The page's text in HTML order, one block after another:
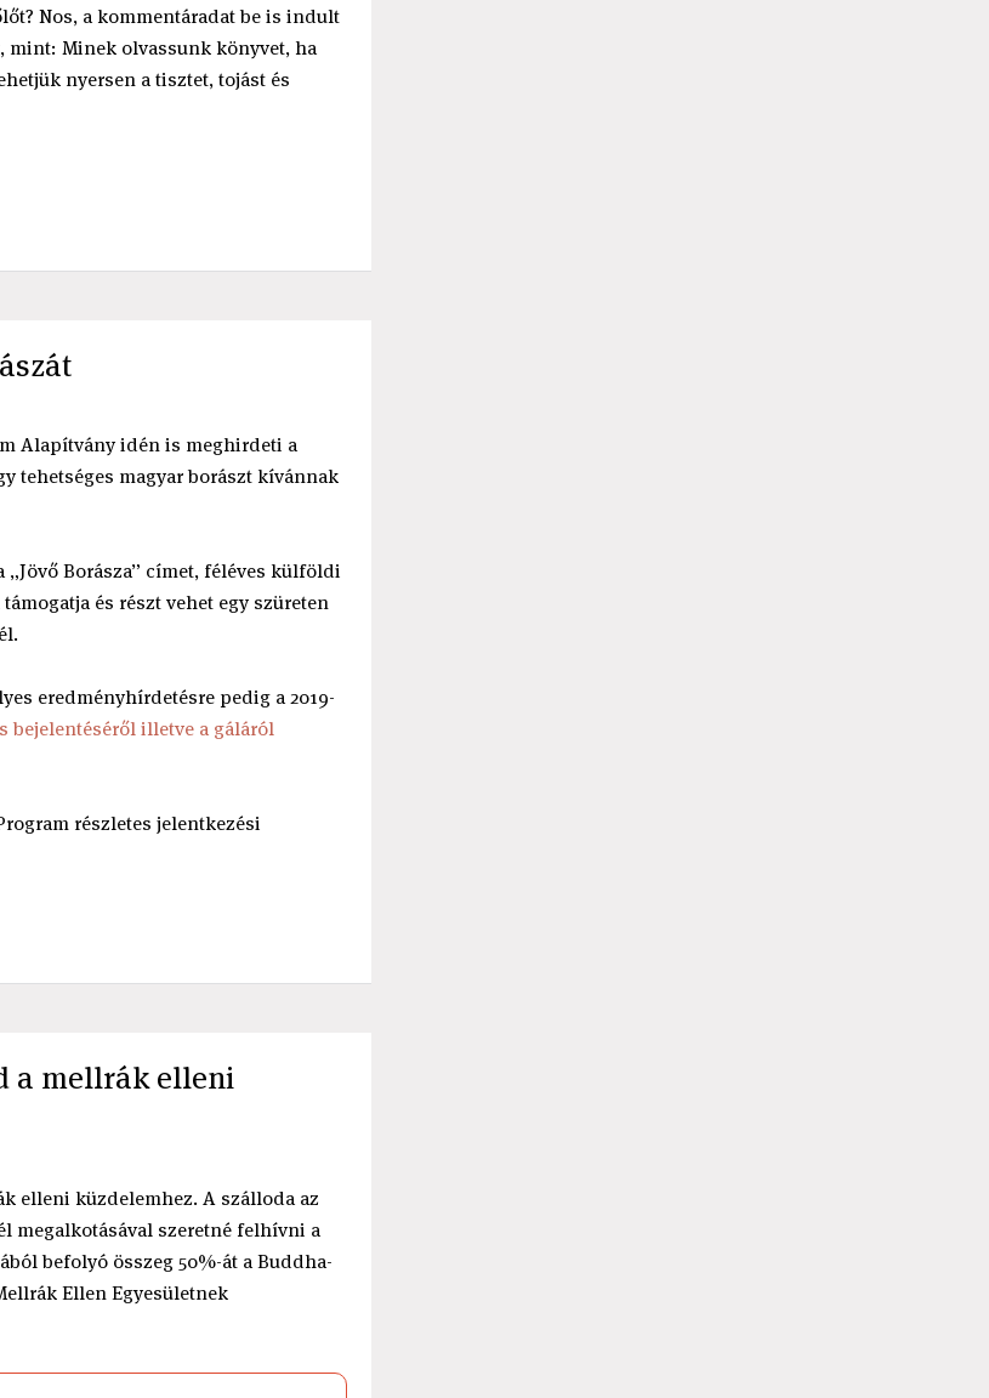
Nos, a kommentáradat be is indult
mint: Minek olvassunk könyvet, ha
nyersen a tisztet, tojást és
Alapítvány idén is meghirdeti a
tehetséges magyar borászt kívánnak
Borásza” címet, féléves külföldi
és részt vehet egy szüreten
eredményhírdetésre pedig a 2019-
bejelentéséről illetve a gáláról
részletes jelentkezési
a mellrák elleni
elleni küzdelemhez. A szálloda az
megalkotásával szeretné felhívni a
befolyó összeg 50%-át a Buddha-
Ellen Egyesületnek